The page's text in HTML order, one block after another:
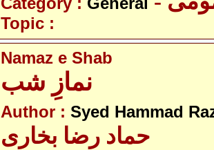
Topic :
Namaz e Shab
نمازِ شب
Author : Syed Hammad
حماد رضا بخاری